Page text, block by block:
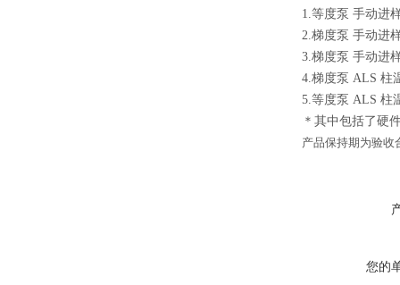
1.等度泵 手动进
2.梯度泵 手动进
3.梯度泵 手动进
4.梯度泵 ALS 柱
5.等度泵 ALS 柱
＊其中包括了硬
产品保持期为验收
您的